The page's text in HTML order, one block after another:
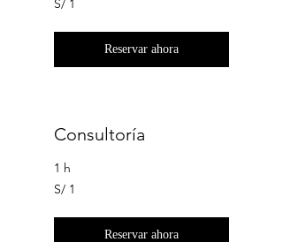
sol
S/ 1
Reservar ahora
Consultoría
1 h
1
sol
S/ 1
Reservar ahora